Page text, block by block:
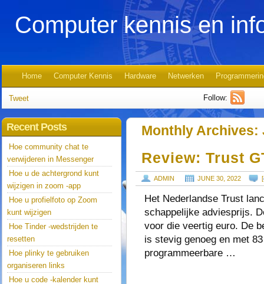
Computer kennis en
Home Computer Kennis Hardware Netwerken
Tweet Follow:
Monthly Archives:
Review: Trust
ADMIN JUNE 30, 2022 [
Het Nederlandse Trust
schappelijke adviesprijs.
voor die veertig euro. De
is stevig genoeg en met
programmeerbare …
Recent Posts
Hoe community chat te
verwijderen in Messenger
Hoe u de achtergrond kunt
wijzigen in zoom -app
Hoe u profielfoto op Zoom
kunt wijzigen
Hoe Tinder -wedstrijden te
resetten
Hoe plinky te gebruiken
organiseren links
Hoe u code -kalender kunt